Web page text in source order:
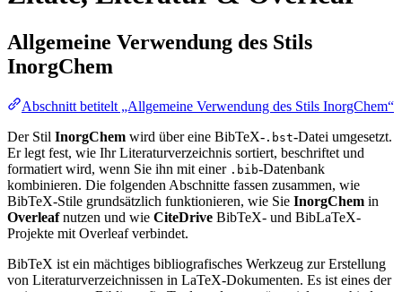
Allgemeine Verwendung des Stils
InorgChem
Abschnitt betitelt „Allgemeine Verwendung des Stils InorgChem“
Der Stil InorgChem wird über eine BibTeX- .bst-Datei umgesetzt.
Er legt fest, wie Ihr Literaturverzeichnis sortiert, beschriftet und
formatiert wird, wenn Sie ihn mit einer .bib-Datenbank
kombinieren. Die folgenden Abschnitte fassen zusammen, wie
BibTeX-Stile grundsätzlich funktionieren, wie Sie InorgChem in
Overleafnutzen und wie CiteDrive BibTeX- und BibLaTeX-
Projekte mit Overleaf verbindet.
BibTeX ist ein mächtiges bibliografisches Werkzeug zur Erstellung
von Literaturverzeichnissen in LaTeX-Dokumenten. Es ist eines der